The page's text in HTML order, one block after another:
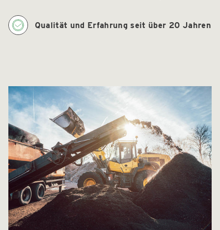
Qualität und Erfahrung seit über 20 Jahren